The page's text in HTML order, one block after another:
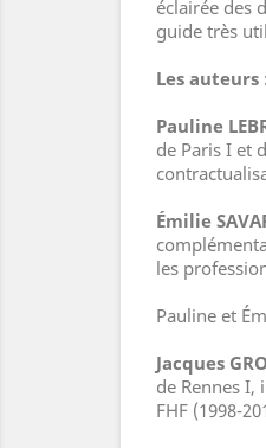
éclairée des
guide très
Les auteurs
Pauline
de Paris I et
Émilie
les
Pauline et
Jacques
de Rennes I,
FHF (1998-